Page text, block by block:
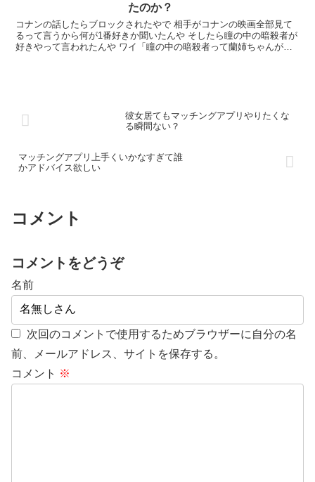
たのか？
コナンの話したらブロックされたやで 相手がコナンの映画全部見て
るって言うから何が1番好きか聞いたんや そしたら瞳の中の暗殺者が
好きやって言われたんや ワイ「瞳の中の暗殺者って蘭姉ちゃんが記
彼女居てもマッチングアプリやりたくな
る瞬間ない？
マッチングアプリ上手くいかなすぎて誰
かアドバイス欲しい
コメント
コメントをどうぞ
名前
次回のコメントで使用するためブラウザーに自分の名
前、メールアドレス、サイトを保存する。
コメント ※